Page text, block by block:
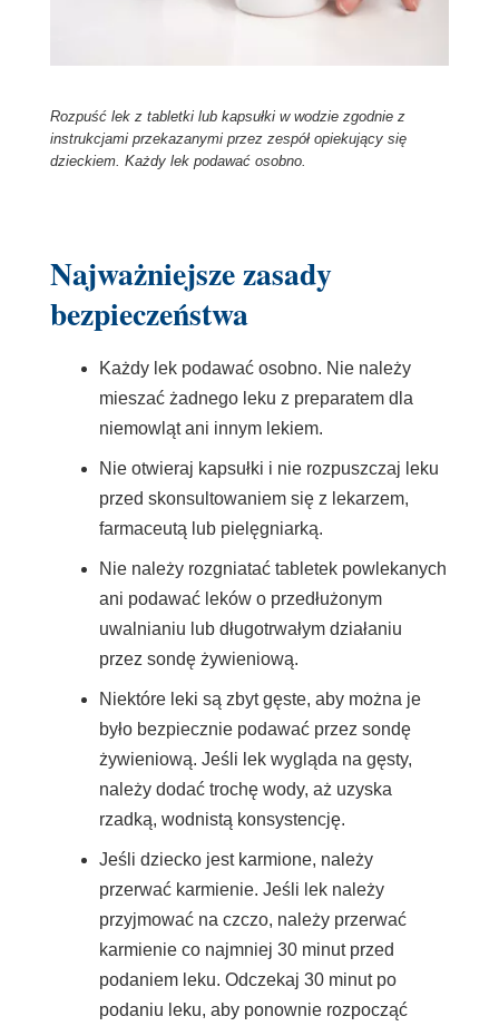
Rozpuść lek z tabletki lub kapsułki w wodzie zgodnie z
instrukcjami przekazanymi przez zespół opiekujący się
dzieckiem. Każdy lek podawać osobno.
Najważniejsze zasady
bezpieczeństwa
Każdy lek podawać osobno. Nie należy
mieszać żadnego leku z preparatem dla
niemowląt ani innym lekiem.
Nie otwieraj kapsułki i nie rozpuszczaj leku
przed skonsultowaniem się z lekarzem,
farmaceutą lub pielęgniarką.
Nie należy rozgniatać tabletek powlekanych
ani podawać leków o przedłużonym
uwalnianiu lub długotrwałym działaniu
przez sondę żywieniową.
Niektóre leki są zbyt gęste, aby można je
było bezpiecznie podawać przez sondę
żywieniową. Jeśli lek wygląda na gęsty,
należy dodać trochę wody, aż uzyska
rzadką, wodnistą konsystencję.
Jeśli dziecko jest karmione, należy
przerwać karmienie. Jeśli lek należy
przyjmować na czczo, należy przerwać
karmienie co najmniej 30 minut przed
podaniem leku. Odczekaj 30 minut po
podaniu leku, aby ponownie rozpocząć